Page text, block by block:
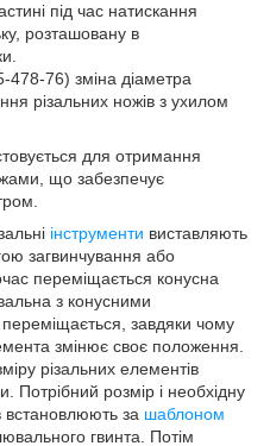
під час натискання
розташовану в
478-76) зміна діаметра
різальних ножів з ухилом
для отримання
що забезпечує
інструменти виставляють
загвинчування або
переміщається конусна
з конусними
завдяки чому
змінює своє положення.
різальних елементів
Потрібний розмір і необхідну
встановлюють за шаблоном
гвинта. Потім